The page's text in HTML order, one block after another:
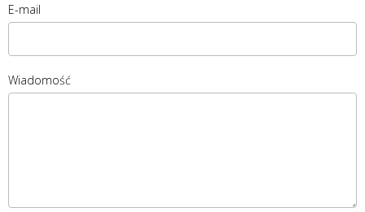
E-mail
Wiadomość